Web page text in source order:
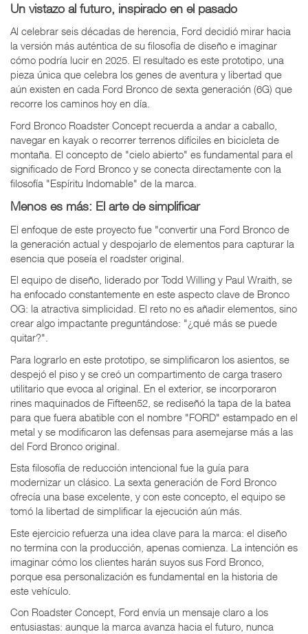
Un vistazo al futuro, inspirado en el pasado
Al celebrar seis décadas de herencia, Ford decidió mirar hacia
la versión más auténtica de su filosofía de diseño e imaginar
cómo podría lucir en 2025. El resultado es este prototipo, una
pieza única que celebra los genes de aventura y libertad que
aún existen en cada Ford Bronco de sexta generación (6G) que
recorre los caminos hoy en día.
Ford Bronco Roadster Concept recuerda a andar a caballo,
navegar en kayak o recorrer terrenos difíciles en bicicleta de
montaña. El concepto de "cielo abierto" es fundamental para el
significado de Ford Bronco y se conecta directamente con la
filosofía "Espíritu Indomable" de la marca.
Menos es más: El arte de simplificar
El enfoque de este proyecto fue "convertir una Ford Bronco de
la generación actual y despojarlo de elementos para capturar la
esencia que poseía el roadster original.
El equipo de diseño, liderado por Todd Willing y Paul Wraith, se
ha enfocado constantemente en este aspecto clave de Bronco
OG: la atractiva simplicidad. El reto no es añadir elementos, sino
crear algo impactante preguntándose: "¿qué más se puede
quitar?".
Para lograrlo en este prototipo, se simplificaron los asientos, se
despejó el piso y se creó un compartimento de carga trasero
utilitario que evoca al original. En el exterior, se incorporaron
rines maquinados de Fifteen52, se rediseñó la tapa de la batea
para que fuera abatible con el nombre "FORD" estampado en el
metal y se modificaron las defensas para asemejarse más a las
del Ford Bronco original.
Esta filosofía de reducción intencional fue la guía para
modernizar un clásico. La sexta generación de Ford Bronco
ofrecía una base excelente, y con este concepto, el equipo se
tomó la libertad de simplificar la ejecución aún más.
Este ejercicio refuerza una idea clave para la marca: el diseño
no termina con la producción, apenas comienza. La intención es
imaginar cómo los clientes harán suyos sus Ford Bronco,
porque esa personalización es fundamental en la historia de
este vehículo.
Con Roadster Concept, Ford envía un mensaje claro a los
entusiastas: aunque la marca avanza hacia el futuro, nunca